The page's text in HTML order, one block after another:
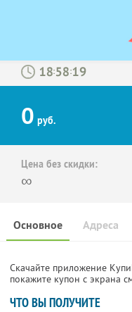
: :
0 руб.
Цена без скидки:
∞
Основное Адреса
Скачайте приложение
покажите купон с экрана
ЧТО ВЫ ПОЛУЧИТЕ